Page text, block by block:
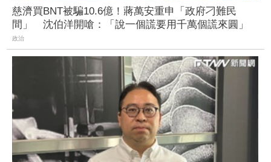
慈濟買BNT被騙10.6億！蔣萬安重申「政府刁難民
間」 沈伯洋開嗆：「說一個謊要用千萬個謊來圓」
政治